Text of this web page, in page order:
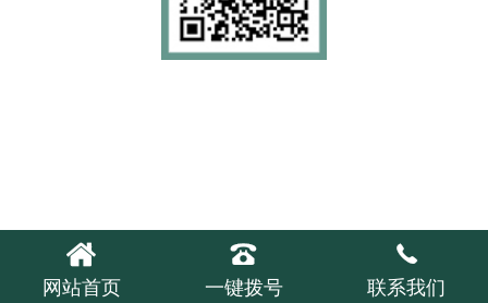

网站首页

一键拨号

联系我们